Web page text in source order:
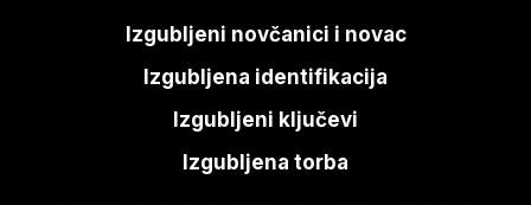
Izgubljeni novčanici i novac
Izgubljena identifikacija
Izgubljeni ključevi
Izgubljena torba